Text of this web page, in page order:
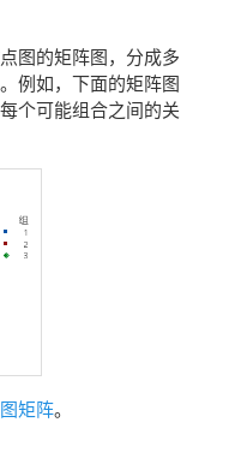
图的矩阵图，分成多
例如，下面的矩阵图
个可能组合之间的关
矩阵。